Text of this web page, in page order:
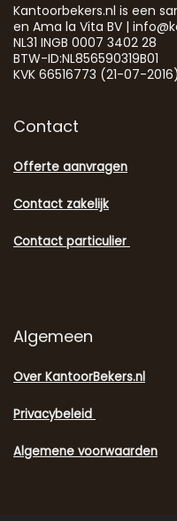
Kantoorbekers.nl is een
en Ama la Vita BV |
NL31 INGB 0007 3402 28
BTW-ID:NL856590319B01
KVK 66516773 (21-07-2016)
Contact
Offerte aanvragen
Contact zakelijk
Contact particulier
Algemeen
Over KantoorBekers.nl
Privacybeleid
Algemene voorwaarden